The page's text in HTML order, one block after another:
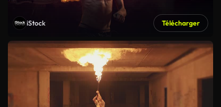
iStock Télécharger